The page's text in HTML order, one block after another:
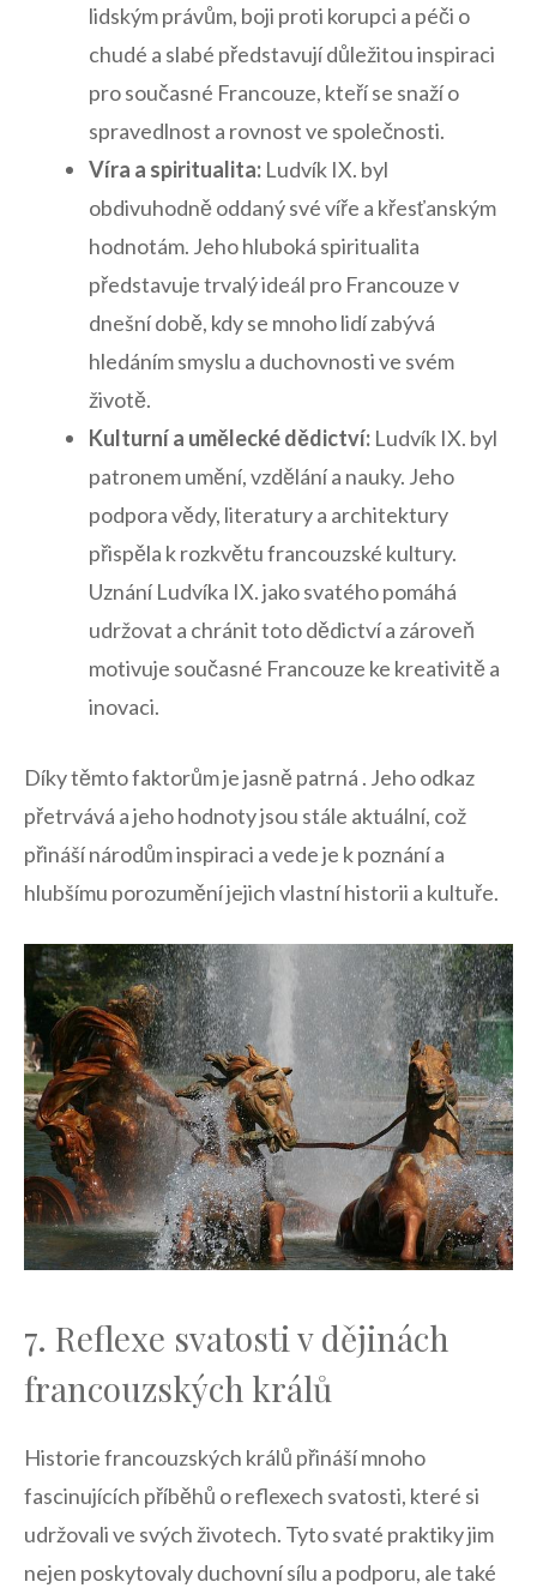
lidským právům, boji proti korupci a péči ⁢o
chudé a slabé představují důležitou inspiraci⁣
pro současné Francouze, kteří se snaží ⁤o
spravedlnost ⁢a rovnost ve společnosti.
Víra a spiritualita: Ludvík IX. byl
obdivuhodně oddaný své víře⁤ a křesťanským
hodnotám. Jeho⁢ hluboká spiritualita
představuje trvalý ideál pro Francouze v
‌dnešní době, kdy se mnoho lidí zabývá
hledáním ⁤smyslu a duchovnosti ve ​svém
životě.
Kulturní a umělecké dědictví: Ludvík IX. byl
patronem umění, vzdělání a nauky. Jeho
podpora vědy, literatury a architektury
přispěla k rozkvětu francouzské kultury.
⁣Uznání Ludvíka ‌IX. jako svatého pomáhá
udržovat a chránit toto dědictví a zároveň
motivuje současné Francouze ke kreativitě⁤ a
inovaci.
Díky těmto⁣ faktorům je jasně patrná . Jeho odkaz
přetrvává a jeho hodnoty jsou stále aktuální, což
přináší národům inspiraci a​ vede je k poznání a
hlubšímu porozumění jejich vlastní historii a kultuře.
7. Reflexe svatosti v dějinách
francouzských králů
Historie francouzských králů ‍přináší mnoho
fascinujících příběhů o reflexech‌ svatosti, které si
udržovali ve ⁤svých životech. Tyto svaté praktiky jim
nejen poskytovaly duchovní sílu a podporu, ale také